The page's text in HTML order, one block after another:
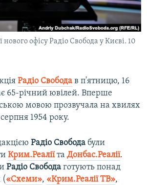
КРИМУ
нового офісу Радіо Свобода у Києві. 10
Радіо Свобода в п'ятницю, 16
65-річний ювілей. Вперше
мовою прозвучала на хвилях
серпня 1954 року.
Радіо Свобода були
Крим.Реаліїта Донбас.Реалії.
Радіо Свобода готують понад
(«Схеми», «Крим.Реалії ТВ»,